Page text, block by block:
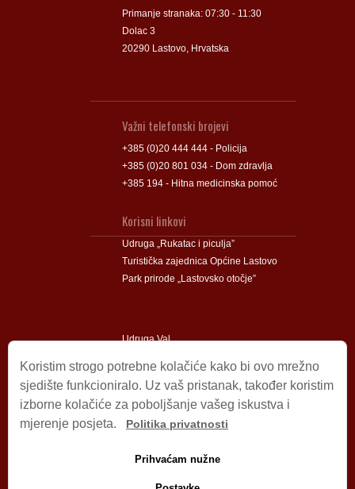
Primanje stranaka: 07:30 - 11:30
Dolac 3
20290 Lastovo, Hrvatska
Važni telefonski brojevi
+385 (0)20 444 444 - Policija
+385 (0)20 801 034 - Dom zdravlja
+385 194 - Hitna medicinska pomoć
Korisni linkovi
Udruga „Rukatac i piculja”
Turistička zajednica Općine Lastovo
Park prirode „Lastovsko otočje”
Udruga Val
Impressum
© 2009 – 2026 Općina Lastovo.
Izjava o privatnosti
Koristim strogo potrebne kolačiće kako bi ovo mrežno
sjedište funkcioniralo. Uz vaš pristanak, također koristim
izborne kolačiće za poboljšanje vašeg iskustva i
mjerenje posjeta.
Politika privatnosti
Prihvaćam nužne